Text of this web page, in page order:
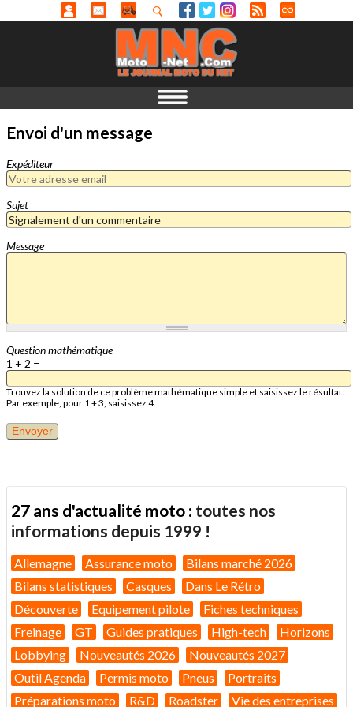
Envoi d'un message
Expéditeur
Sujet
Message
Question mathématique
1 + 2 =
Trouvez la solution de ce problème mathématique simple et saisissez le résultat.
Par exemple, pour 1 + 3, saisissez 4.
27 ans d'actualité moto : toutes nos
informations depuis 1999 !
Allemagne Assurance moto
Bilans marché 2026
Bilans statistiques
Casques
Dans Le Rétro
Découverte
Equipement pilote
Fiches techniques
Freinage
GT Guides pratiques High-tech
Horizons
Lobbying
Nouveautés 2026
Nouveautés 2027
Outil Agenda
Permis moto Pneus
Portraits
Préparations moto
R&D Roadster Vie des entreprises